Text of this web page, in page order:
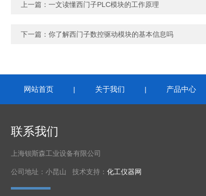
上一篇： 一文读懂西门子PLC模块的工作原理
下一篇： 你了解西门子数控驱动模块的基本信息吗
网站首页 | 关于我们 | 产品中心
联系我们
上海钡斯森工业设备有限公司
公司地址：小昆山 技术支持： 化工仪器网